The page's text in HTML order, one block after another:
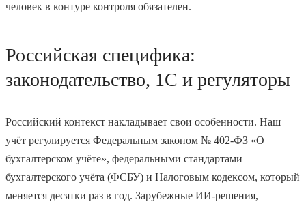
человек в контуре контроля обязателен.
Российская специфика:
законодательство, 1С и регуляторы
Российский контекст накладывает свои особенности. Наш
учёт регулируется Федеральным законом № 402-ФЗ «О
бухгалтерском учёте», федеральными стандартами
бухгалтерского учёта (ФСБУ) и Налоговым кодексом, который
меняется десятки раз в год. Зарубежные ИИ-решения,